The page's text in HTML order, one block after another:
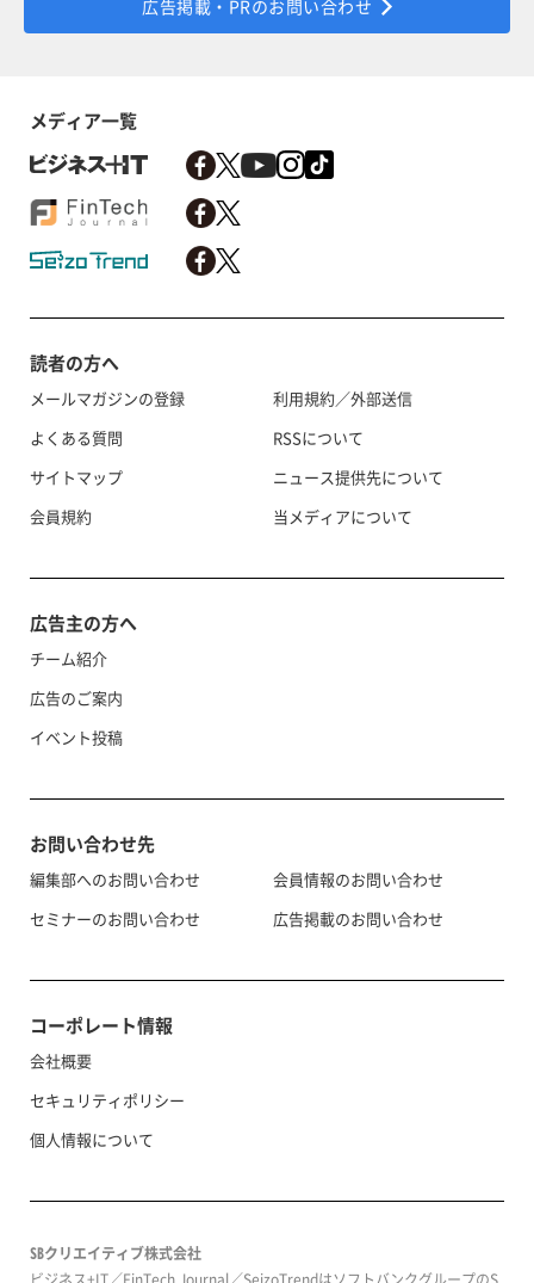
広告掲載・PRのお問い合わせ
メディア一覧
読者の方へ
メールマガジンの登録
よくある質問
サイトマップ
会員規約
利用規約／外部送信
RSSについて
ニュース提供先について
当メディアについて
広告主の方へ
チーム紹介
広告のご案内
イベント投稿
お問い合わせ先
編集部へのお問い合わせ
セミナーのお問い合わせ
会員情報のお問い合わせ
広告掲載のお問い合わせ
コーポレート情報
会社概要
セキュリティポリシー
個人情報について
SBクリエイティブ株式会社